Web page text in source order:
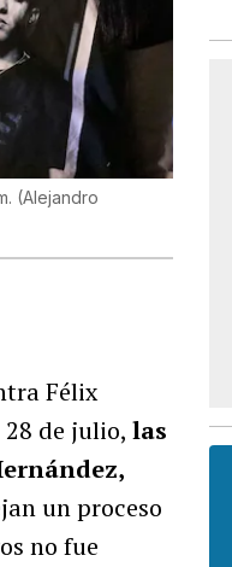
(Alejandro
Félix
28 de julio,las
un proceso
no fue